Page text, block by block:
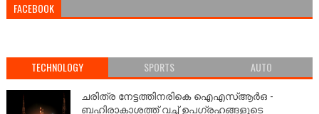
FACEBOOK
TECHNOLOGY SPORTS AUTO
ചരിത്ര നേട്ടത്തിനരികെ ഐഎസ്ആർഒ -
ബഹിരാകാശത്ത് വച്ച് ഉപഗ്രഹങ്ങളുടെ